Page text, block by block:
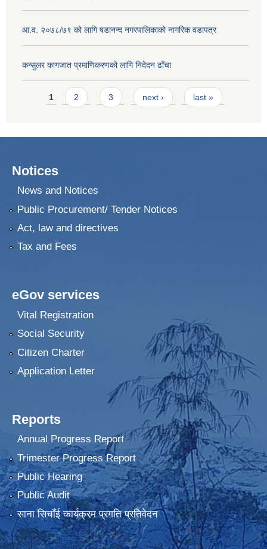
आ.व. २०७८/७९ को लागि षडानन्द नगरपालिकाको नागरिक वडापत्र
कन्सुलर कागजात प्रमाणिकरणको लागि निदेदन ढाँचा
Pages
1 2 3 next › last »
Notices
News and Notices
Public Procurement/ Tender Notices
Act, law and directives
Tax and Fees
eGov services
Vital Registration
Social Security
Citizen Charter
Application Letter
Reports
Annual Progress Report
Trimester Progress Report
Public Hearing
Public Audit
साना सिचाँई कार्यक्रम प्रगति प्रतिवेदन